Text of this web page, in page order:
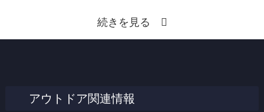
続きを見る
アウトドア関連情報